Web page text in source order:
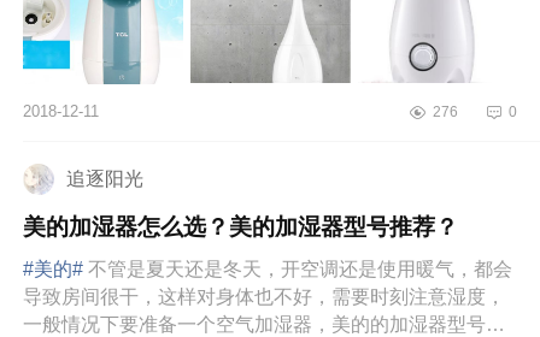
2018-12-11 276 0
追逐阳光
美的加湿器怎么选？美的加湿器型号推荐？
#美的# 不管是夏天还是冬天，开空调还是使用暖气，都会
导致房间很干，这样对身体也不好，需要时刻注意湿度，
一般情况下要准备一个空气加湿器，美的的加湿器型号很